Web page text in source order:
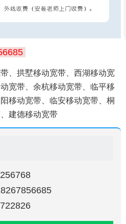
、拱墅移动宽带、西湖移动宽
宽带、余杭移动宽带、临平移
移动宽带、临安移动宽带、桐
建德移动宽带